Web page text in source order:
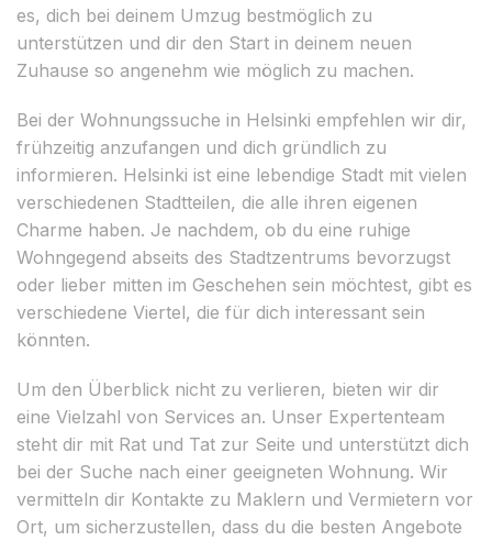
es, dich bei deinem Umzug bestmöglich zu
unterstützen und dir den Start in deinem neuen
Zuhause so angenehm wie möglich zu machen.
Bei der Wohnungssuche in Helsinki empfehlen wir dir,
frühzeitig anzufangen und dich gründlich zu
informieren. Helsinki ist eine lebendige Stadt mit vielen
verschiedenen Stadtteilen, die alle ihren eigenen
Charme haben. Je nachdem, ob du eine ruhige
Wohngegend abseits des Stadtzentrums bevorzugst
oder lieber mitten im Geschehen sein möchtest, gibt es
verschiedene Viertel, die für dich interessant sein
könnten.
Um den Überblick nicht zu verlieren, bieten wir dir
eine Vielzahl von Services an. Unser Expertenteam
steht dir mit Rat und Tat zur Seite und unterstützt dich
bei der Suche nach einer geeigneten Wohnung. Wir
vermitteln dir Kontakte zu Maklern und Vermietern vor
Ort, um sicherzustellen, dass du die besten Angebote